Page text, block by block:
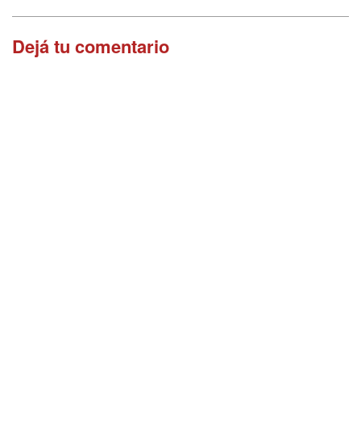
Dejá tu comentario